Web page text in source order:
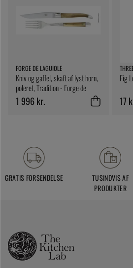
FORGE DE LAGUIOLE
Kniv og gaffel, skaft af lyst horn,
poleret, Tradition - Forge de
Laguiole
1 996 kr.
Fig
17
GRATIS FORSENDELSE
TUSINDVIS AF
PRODUKTER